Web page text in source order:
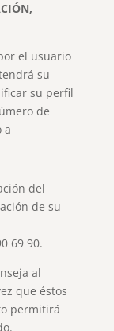
el usuario
su
su perfil
de
a
del
de su
69 90.
al
que éstos
permitirá